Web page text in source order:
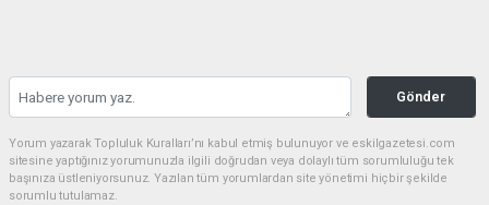
Gönder
Yorum yazarak Topluluk Kuralları’nı kabul etmiş bulunuyor ve eskilgazetesi.com
sitesine yaptığınız yorumunuzla ilgili doğrudan veya dolaylı tüm sorumluluğu tek
başınıza üstleniyorsunuz. Yazılan tüm yorumlardan site yönetimi hiçbir şekilde
sorumlu tutulamaz.